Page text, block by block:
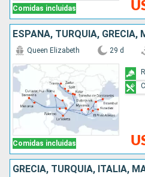
Comidas incluidas
Comidas incluidas
Queen Elizabeth 29 d